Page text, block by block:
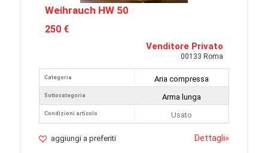
Weihrauch HW 50
250 €
Venditore Privato
00133 Roma
Categoria
Sottocategoria
Condizioni articolo
Aria compressa
Arma lunga
Usato
aggiungi a preferiti Dettagli»